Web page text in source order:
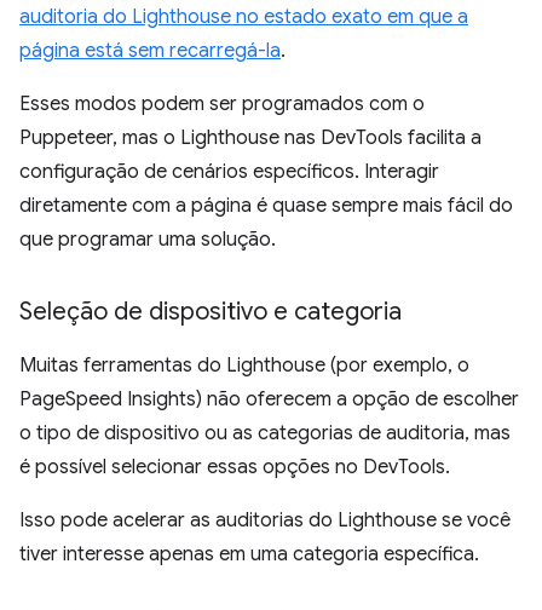
auditoria do Lighthouse no estado exato em que a
página está sem recarregá-la.
Esses modos podem ser programados com o
Puppeteer, mas o Lighthouse nas DevTools facilita a
configuração de cenários específicos. Interagir
diretamente com a página é quase sempre mais fácil do
que programar uma solução.
Seleção de dispositivo e categoria
Muitas ferramentas do Lighthouse (por exemplo, o
PageSpeed Insights) não oferecem a opção de escolher
o tipo de dispositivo ou as categorias de auditoria, mas
é possível selecionar essas opções no DevTools.
Isso pode acelerar as auditorias do Lighthouse se você
tiver interesse apenas em uma categoria específica.